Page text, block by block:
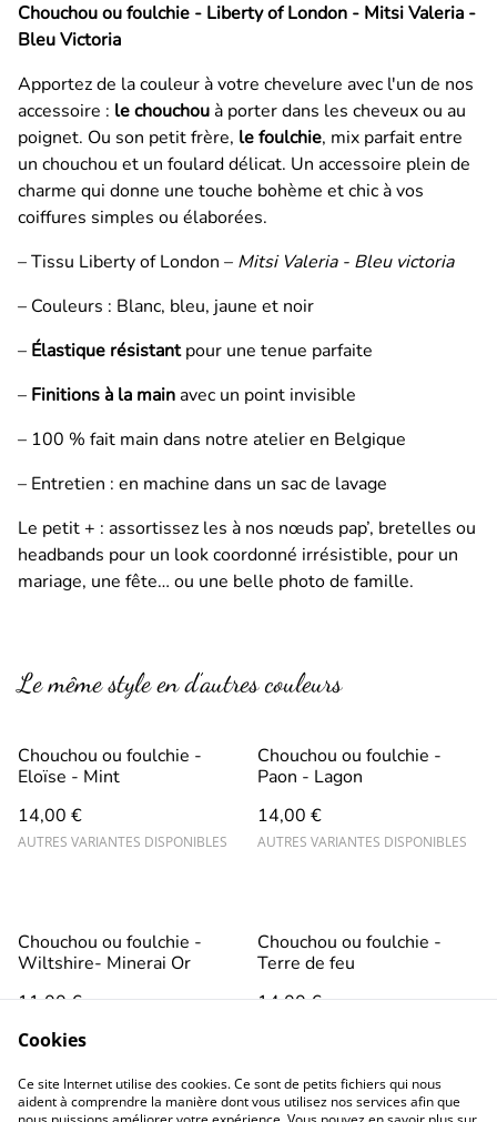
Chouchou ou foulchie - Liberty of London - Mitsi Valeria -
Bleu Victoria
Apportez de la couleur à votre chevelure avec l'un de nos
accessoire : le chouchouà porter dans les cheveux ou au
poignet. Ou son petit frère, le foulchie, mix parfait entre
un chouchou et un foulard délicat. Un accessoire plein de
charme qui donne une touche bohème et chic à vos
coiffures simples ou élaborées.
– Tissu Liberty of London – Mitsi Valeria - Bleu victoria
– Couleurs : Blanc, bleu, jaune et noir
– Élastique résistantpour une tenue parfaite
– Finitions à la mainavec un point invisible
– 100 % fait main dans notre atelier en Belgique
– Entretien : en machine dans un sac de lavage
Le petit + : assortissez les à nos nœuds pap’, bretelles ou
headbands pour un look coordonné irrésistible, pour un
mariage, une fête… ou une belle photo de famille.
Le même style en d’autres couleurs
Chouchou ou foulchie -
Eloïse - Mint
14,00 €
AUTRES VARIANTES DISPONIBLES
Chouchou ou foulchie -
Paon - Lagon
14,00 €
AUTRES VARIANTES DISPONIBLES
Chouchou ou foulchie -
Wiltshire- Minerai Or
11,00 €
AUTRES VARIANTES DISPONIBLES
Chouchou ou foulchie -
Terre de feu
14,00 €
Cookies
Ce site Internet utilise des cookies. Ce sont de petits fichiers qui nous
aident à comprendre la manière dont vous utilisez nos services afin que